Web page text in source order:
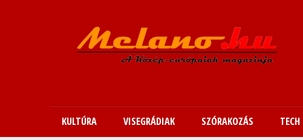
KULTÚRA VISEGRÁDIAK SZÓRAKOZÁS TECH